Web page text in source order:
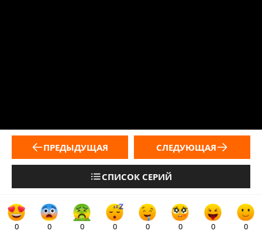
ПРЕДЫДУЩАЯ
СПИСОК СЕРИЙ
СЛЕДУЮЩАЯ
0 0 0 0 0 0 0 0